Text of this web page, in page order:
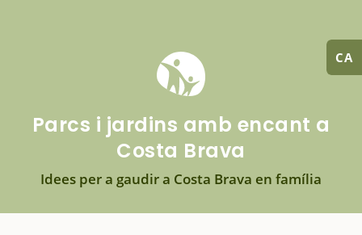
CA
Parcs i jardins amb encant a
Costa Brava
Idees per a gaudir a Costa Brava en família